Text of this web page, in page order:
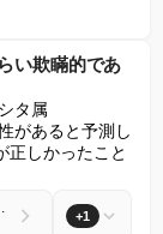
い欺瞞的であ
タ属
があると予測し
正しかったこと
as it is deadly +1